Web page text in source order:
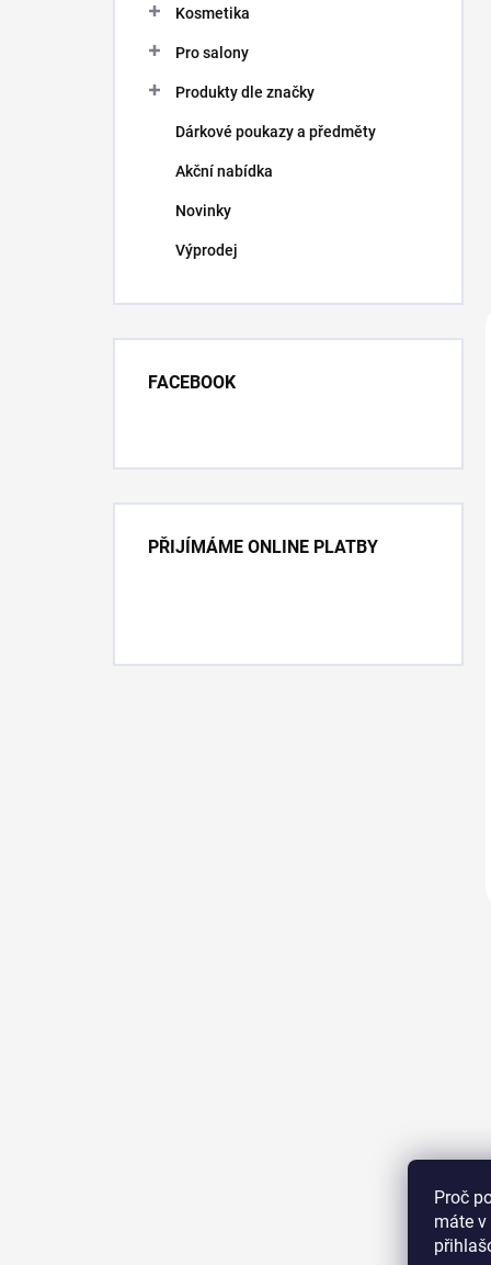
Proč
máte
Kosmetika
Pro salony
Produkty dle značky
Dárkové poukazy a předměty
Akční nabídka
Novinky
Výprodej
FACEBOOK
PŘIJÍMÁME ONLINE PLATBY